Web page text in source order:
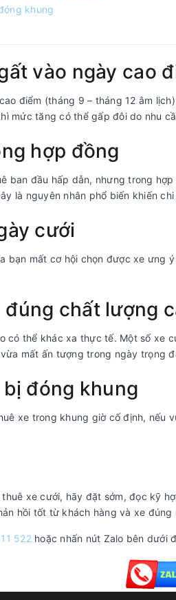
khung
vào ngày cao
điểm (tháng 9 – tháng 12 âm
mức tăng có thể gấp đôi do nhu
hợp đồng
ban đầu hấp dẫn, nhưng trong
là nguyên nhân phổ biến khiến
cưới
bạn mất cơ hội chọn được xe ưng
đúng chất lượng
có thể khác xa thực tế. Một số xe
mất ấn tượng trong ngày trọng
đóng khung
xe trong khung giờ cố định, nếu
xe cưới, hãy đặt sớm, đọc kỹ
hồi tốt từ khách hàng và xe đúng
522hoặc nhấn nút Zalo bên dưới